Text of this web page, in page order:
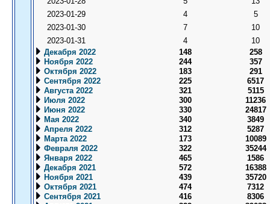
2023-01-29
4
5
2023-01-30
7
10
2023-01-31
4
10
Декабря 2022
148
258
Ноября 2022
244
357
Октября 2022
183
291
Сентября 2022
225
6517
Августа 2022
321
5115
Июля 2022
300
11236
Июня 2022
330
24817
Мая 2022
340
3849
Апреля 2022
312
5287
Марта 2022
173
10089
Февраля 2022
322
35244
Января 2022
465
1586
Декабря 2021
572
16388
Ноября 2021
439
35720
Октября 2021
474
7312
Сентября 2021
416
8306